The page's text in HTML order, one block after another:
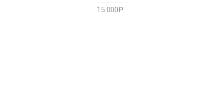
15 000₽